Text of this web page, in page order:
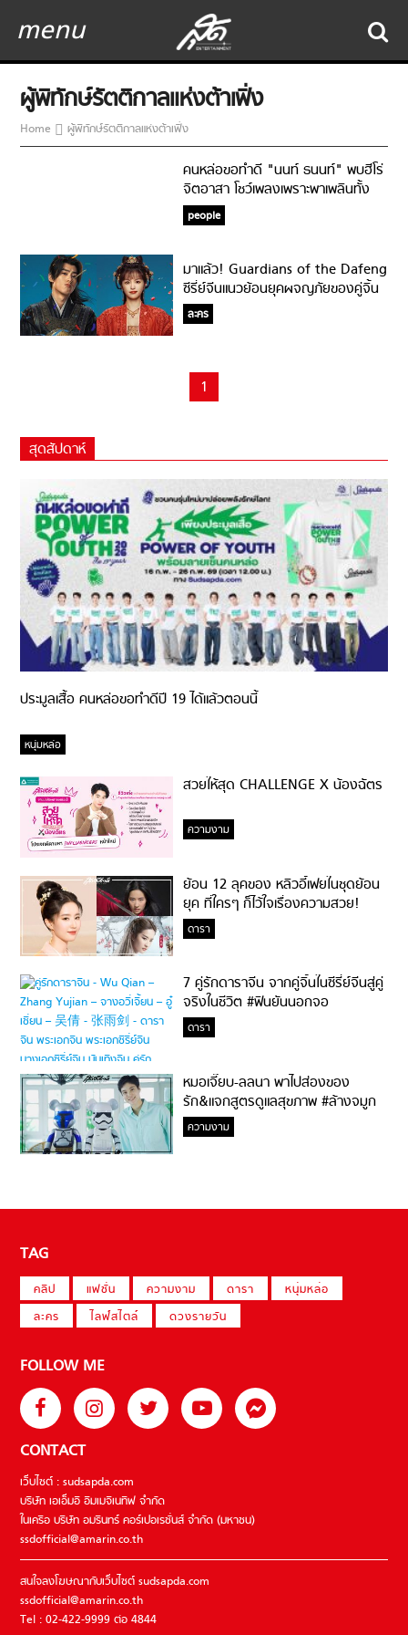
menu
ผู้พิทักษ์รัตติกาลแห่งต้าเฟิ่ง
Home ผู้พิทักษ์รัตติกาลแห่งต้าเฟิ่ง
คนหล่อขอทำดี "นนท์ ธนนท์" พบฮีโร่
จิตอาสา โชว์เพลงเพราะพาเพลินทั้ง
โรงพยาบาล
people
มาแล้ว! Guardians of the Dafeng
ซีรี่ย์จีนแนวย้อนยุคผจญภัยของคู่จิ้น
เคมีปัง หวังเฮ่อตี้-เถียนซีเวย!
ละคร
1
สุดสัปดาห์
ประมูลเสื้อ คนหล่อขอทำดีปี 19 ได้แล้วตอนนี้
หนุ่มหล่อ
สวยให้สุด CHALLENGE X น้องฉัตร
ความงาม
ย้อน 12 ลุคของ หลิวอี้เฟยในชุดย้อน
ยุค ที่ใครๆ ก็ไว้ใจเรื่องความสวย!
ดารา
7 คู่รักดาราจีน จากคู่จิ้นในซีรี่ย์จีนสู่คู่
จริงในชีวิต #ฟินยันนอกจอ
ดารา
หมอเจี๊ยบ-ลลนา พาไปส่องของ
รัก&แจกสูตรดูแลสุขภาพ #ล้างจมูก
ไม่ยากจะสอนให้
ความงาม
TAG
คลิป แฟชั่น ความงาม ดารา
หนุ่มหล่อ
ละคร
ไลฟ์สไตล์ ดวงรายวัน
FOLLOW ME
CONTACT
เว็บไซต์ : sudsapda.com
บริษัท เอเอ็มอี อิมเมจิเนทีฟ จำกัด
ในเครือ บริษัท อมรินทร์ คอร์เปอเรชั่นส์ จำกัด (มหาชน)
ssdofficial@amarin.co.th
สนใจลงโฆษณากับเว็บไซต์ sudsapda.com
ssdofficial@amarin.co.th
Tel : 02-422-9999 ต่อ 4844